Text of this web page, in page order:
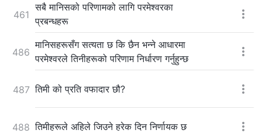
461
सबै मानिसको परिणामको लागि परमेश्‍वरका
प्रबन्धहरू
486
मानिसहरूसँग सत्यता छ कि छैन भन्ने आधारमा
परमेश्‍वरले तिनीहरूको परिणाम निर्धारण गर्नुहुन्छ
487 तिमी को प्रति वफादार छौ?
488 तिमीहरूले अहिले जिउने हरेक दिन निर्णायक छ